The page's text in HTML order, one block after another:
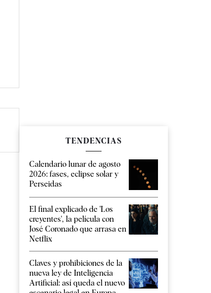
TENDENCIAS
Calendario lunar de agosto
2026: fases, eclipse solar y
Perseidas
El final explicado de 'Los
creyentes', la película con
José Coronado que arrasa en
Netflix
Claves y prohibiciones de la
nueva ley de Inteligencia
Artificial: así queda el nuevo